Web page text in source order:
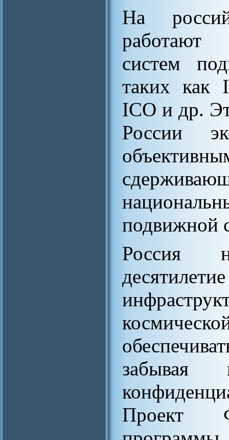
На
работают
систем
таких как
ICO и др.
России
подвижной
Россия
Проект